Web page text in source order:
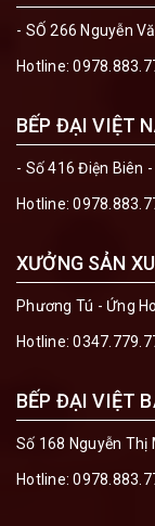
- SỐ 266 Nguyễn
Hotline:
BẾP ĐẠI VIỆT
- Số 416 Điện Biên
Hotline:
XƯỞNG SẢN
Phương Tú - Ứng
Hotline:
BẾP ĐẠI VIỆT
Số 168 Nguyễn Thị
Hotline: